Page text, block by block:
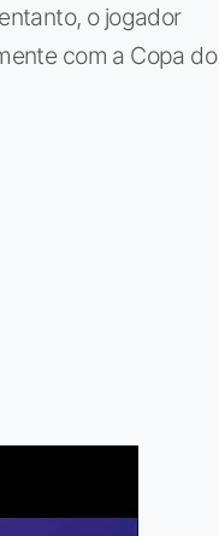
o jogador
com a Copa do